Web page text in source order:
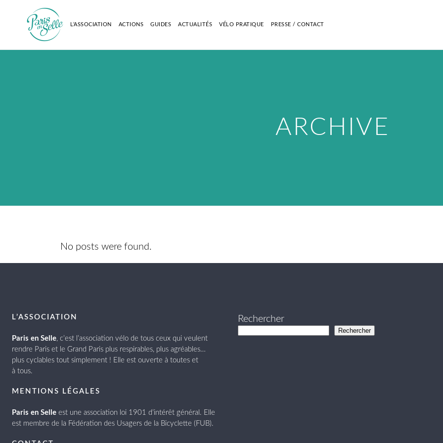
L’ASSOCIATION ACTIONS GUIDES ACTUALITÉS VÉLO PRATIQUE PRESSE / CONTACT
ARCHIVE
No posts were found.
L’ASSOCIATION
Paris en Selle, c’est l’association vélo de tous ceux qui veulent
rendre Paris et le Grand Paris plus respirables, plus agréables…
plus cyclables tout simplement ! Elle est ouverte à toutes et
à tous.
MENTIONS LÉGALES
Paris en Selle est une association loi 1901 d’intérêt général. Elle
est membre de la Fédération des Usagers de la Bicyclette (FUB).
Rechercher
Rechercher